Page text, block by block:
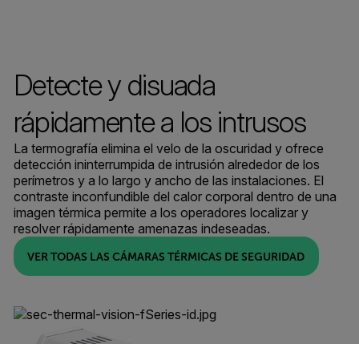
Detecte y disuada
rápidamente a los intrusos
La termografía elimina el velo de la oscuridad y ofrece
detección ininterrumpida de intrusión alrededor de los
perímetros y a lo largo y ancho de las instalaciones. El
contraste inconfundible del calor corporal dentro de una
imagen térmica permite a los operadores localizar y
resolver rápidamente amenazas indeseadas.
VER TODAS LAS CÁMARAS TÉRMICAS DE SEGURIDAD